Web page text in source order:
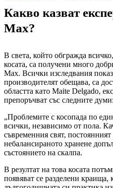
Какво казват
Max?
В света, който обгражда
косата, са получени много
Max. Всички изследвания
производителят обещава, са
областта като Maite Delgado,
препоръчват със следните думи:
„Проблемите с косопада по
всички, независимо от пола.
съвременния свят,
небалансираното хранене
състоянието на скалпа.
В резултат на това косата
появяват се разделени краища,